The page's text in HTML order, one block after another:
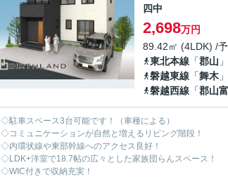
四中
2,698万円
89.42㎡ (4LDK) /
東北本線 「郡山
磐越東線 「舞木
磐越西線 「郡山
◇駐車スペース3台可能です！（車種による）
◇コミュニケーションが自然と増えるリビング階段！
◇内環状線や東部幹線へのアクセス良好！
◇LDK+洋室で18.7帖の広々とした家族団らんスペース！
◇WIC付きで収納充実！